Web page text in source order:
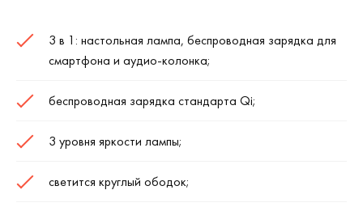
3 в 1: настольная лампа, беспроводная зарядка для
смартфона и аудио-колонка;
беспроводная зарядка стандарта Qi;
3 уровня яркости лампы;
светится круглый ободок;